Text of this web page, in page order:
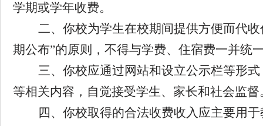
学期或学年收费。
二、你校为学生在校期间提供方便而代
期公布”的原则，不得与学费、住宿费一并统
三、你校应通过网站和设立公示栏等形
等相关内容，自觉接受学生、家长和社会监督
四、你校取得的合法收费收入应主要用